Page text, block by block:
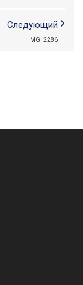
Следующий
IMG_2286